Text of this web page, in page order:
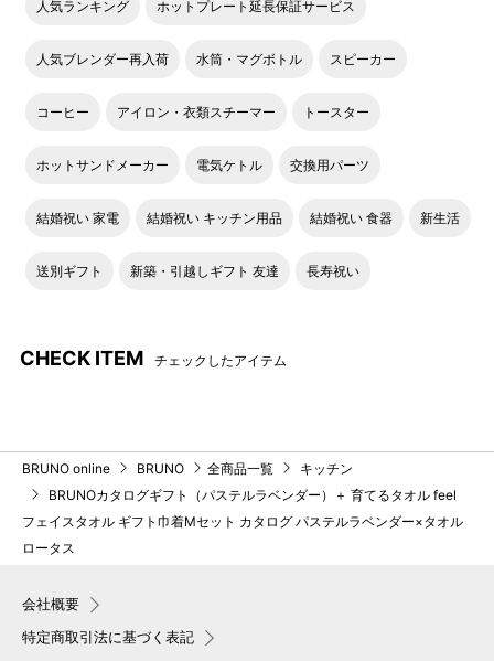
日）から6カ月間です。期限を過ぎた場合は無効になり
了承ください。
の記載コードが不明な場合は、商品交換のお申込みを承
で、商品受取りまで紛失しないよう大切に保管ください
QRコード・ログインコードは
い。
●スマートフォン・タブレットもしくはパソコンから交
人気ランキング ホットプレート延長保証サービス
人気ブレンダー再入荷 水筒・マグボトル スピーカー
コーヒー アイロン・衣類スチーマー トースター
ホットサンドメーカー 電気ケトル 交換用パーツ
結婚祝い 家電 結婚祝い キッチン用品 結婚祝い 食器 新生活
送別ギフト 新築・引越しギフト 友達 長寿祝い
CHECK ITEM チェックしたアイテム
BRUNO online BRUNO 全商品一覧
キッチン
BRUNOカタログギフト（パステルラベンダー）＋ 育てるタオル feel
フェイスタオル ギフト巾着Mセット カタログ パステルラベンダー×タオル
ロータス
会社概要
特定商取引法に基づく表記